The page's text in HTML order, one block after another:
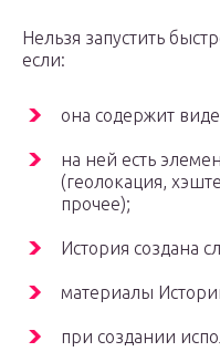
Нельзя запустить
если:
она содержит
на ней есть
(геолокация,
прочее);
История создана
материалы
при создании